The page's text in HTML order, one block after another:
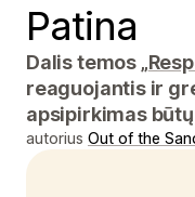
Patina
Dalis temos „
reaguojantis ir
apsipirkimas
autorius Out of the